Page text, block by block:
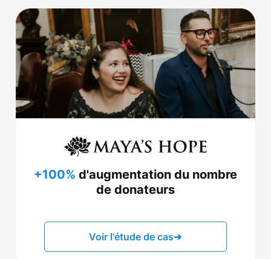
+100% d'augmentation du nombre
de donateurs
Voir l'étude de cas➔